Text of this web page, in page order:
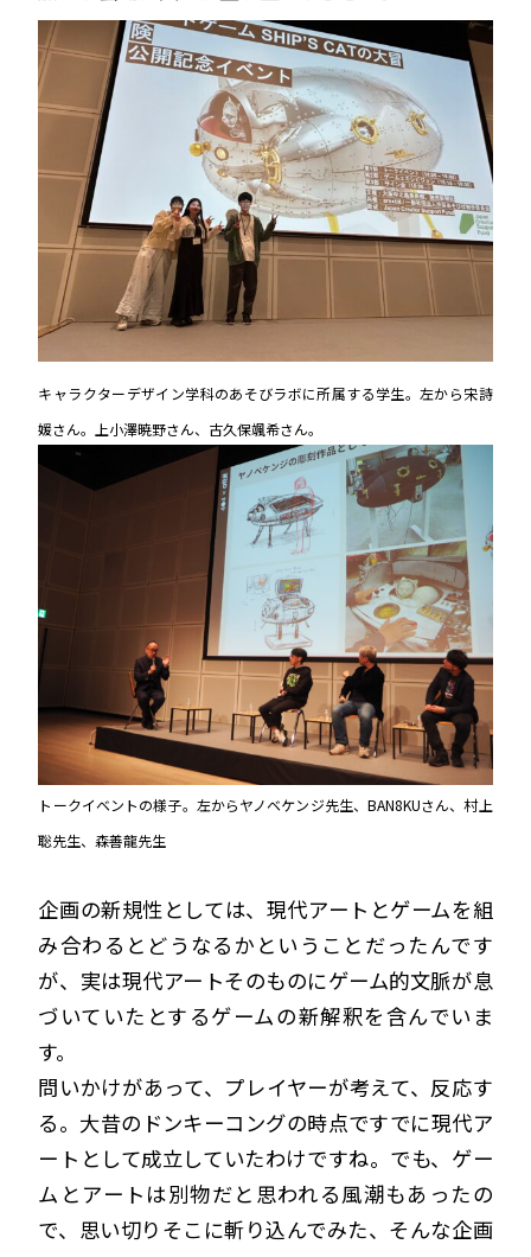
キャラクターデザイン学科のあそびラボに所属する学生。左から宋詩
媛さん。上小澤暁野さん、古久保颯希さん。
トークイベントの様子。左からヤノベケンジ先生、BAN8KUさん、村上
聡先生、森善龍先生
企画の新規性としては、現代アートとゲームを組
み合わるとどうなるかということだったんです
が、実は現代アートそのものにゲーム的文脈が息
づいていたとするゲームの新解釈を含んでいま
す。
問いかけがあって、プレイヤーが考えて、反応す
る。大昔のドンキーコングの時点ですでに現代ア
ートとして成立していたわけですね。でも、ゲー
ムとアートは別物だと思われる風潮もあったの
で、思い切りそこに斬り込んでみた、そんな企画